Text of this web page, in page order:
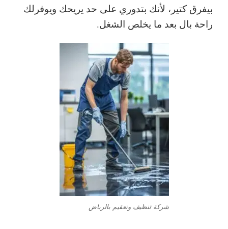
بيفرق كتير، لأنك بتدوري على حد يريحك ويوفرلك
راحة بال بعد ما يخلص الشغل.
شركة تنظيف وتعقيم بالرياض